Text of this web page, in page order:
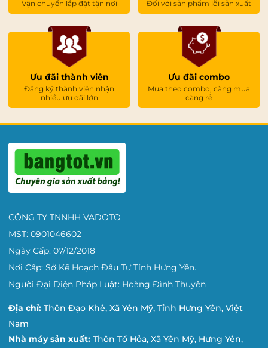
Vận chuyển lắp đặt tận nơi Đối với sản phẩm lỗi sản xuất
Ưu đãi thành viên
Đăng ký thành viên nhận
nhiều ưu đãi lớn
Ưu đãi combo
Mua theo combo, càng mua
càng rẻ
CÔNG TY TNNHH VADOTO
MST: 0901046602
Ngày Cấp: 07/12/2018
Nơi Cấp: Sở Kế Hoạch Đầu Tư Tỉnh Hưng Yên.
Người Đại Diện Pháp Luật: Hoàng Đình Thuyên
Địa chỉ: Thôn Đạo Khê, Xã Yên Mỹ, Tỉnh Hưng Yên, Việt
Nam
Nhà máy sản xuất: Thôn Tổ Hỏa, Xã Yên Mỹ, Hưng Yên,